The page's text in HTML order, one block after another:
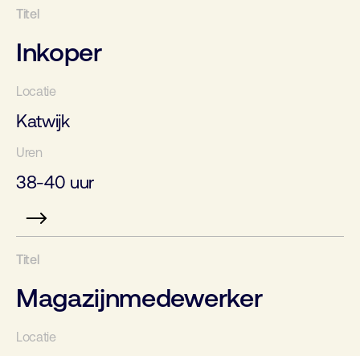
Inkoper
Katwijk
38-40 uur
Magazijnmedewerker